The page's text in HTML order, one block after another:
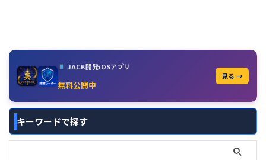
JACK開発iOSアプリ
無料公開中
見る →
キーワードで探す